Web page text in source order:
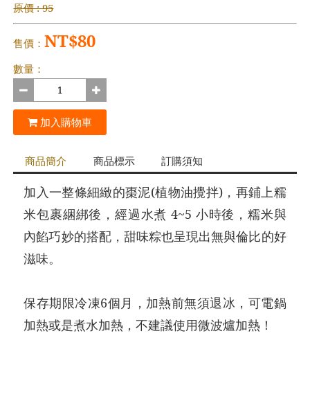
原價 : 95
售價：NT$80
數量：
加入購物車
商品簡介 商品標示 訂購須知
加入一整條細緻的棗泥(植物油攪拌)，再鋪上糯
米包裹綑綁後，經過水煮 4~5 小時後，糯米與
內餡巧妙的搭配，甜味粽也呈現出無與倫比的好
滋味。
保存期限冷凍6個月，加熱前無須退冰，可電鍋
加熱或是煮水加熱，不建議使用微波爐加熱！